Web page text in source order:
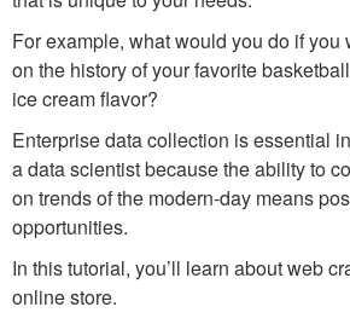
For example, what would you do if you
on the history of your favorite
ice cream flavor?
Enterprise data collection is essential
a data scientist because the ability to
on trends of the modern-day means
opportunities.
In this tutorial, you’ll learn about web
online store.